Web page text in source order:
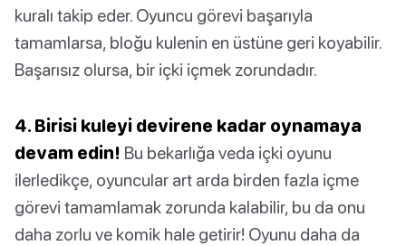
kuralı takip eder. Oyuncu görevi başarıyla
tamamlarsa, bloğu kulenin en üstüne geri koyabilir.
Başarısız olursa, bir içki içmek zorundadır.
4. Birisi kuleyi devirene kadar oynamaya
devam edin! Bu bekarlığa veda içki oyunu
ilerledikçe, oyuncular art arda birden fazla içme
görevi tamamlamak zorunda kalabilir, bu da onu
daha zorlu ve komik hale getirir! Oyunu daha da